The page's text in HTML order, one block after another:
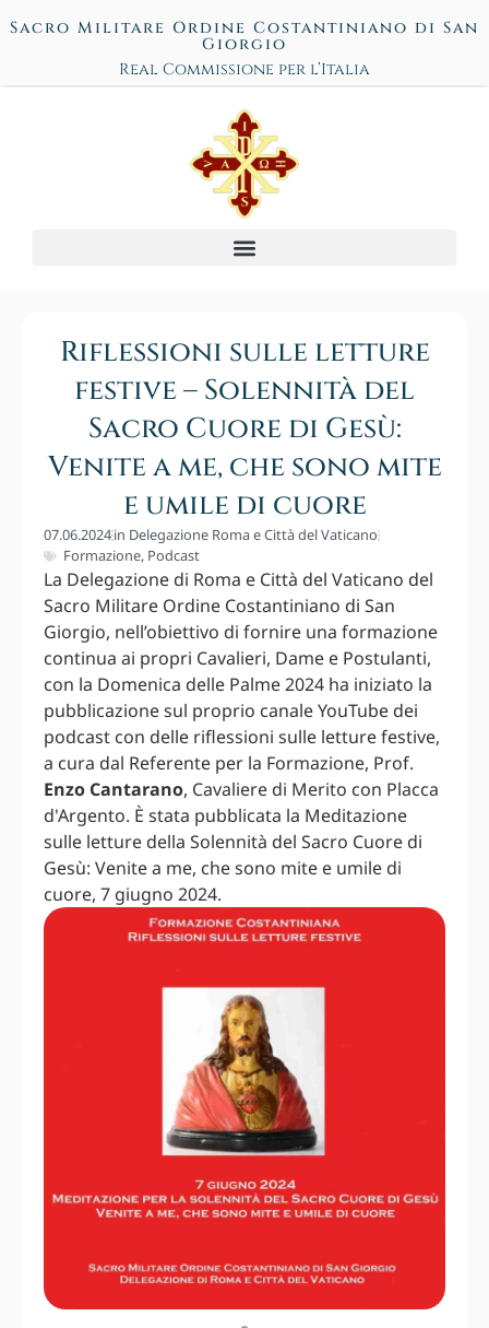
Sacro Militare Ordine Costantiniano di San
Giorgio
Real Commissione per l’Italia
Riflessioni sulle letture
festive – Solennità del
Sacro Cuore di Gesù:
Venite a me, che sono mite
e umile di cuore
07.06.2024in Delegazione Roma e Città del Vaticano
Formazione, Podcast
La Delegazione di Roma e Città del Vaticano del
Sacro Militare Ordine Costantiniano di San
Giorgio, nell’obiettivo di fornire una formazione
continua ai propri Cavalieri, Dame e Postulanti,
con la Domenica delle Palme 2024 ha iniziato la
pubblicazione sul proprio canale YouTube dei
podcast con delle riflessioni sulle letture festive,
a cura dal Referente per la Formazione, Prof.
Enzo Cantarano, Cavaliere di Merito con Placca
d'Argento. È stata pubblicata la Meditazione
sulle letture della Solennità del Sacro Cuore di
Gesù: Venite a me, che sono mite e umile di
cuore, 7 giugno 2024.